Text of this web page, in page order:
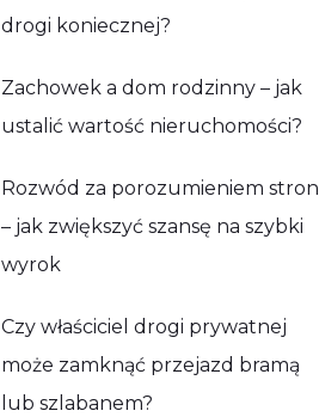
drogi koniecznej?
Zachowek a dom rodzinny – jak
ustalić wartość nieruchomości?
Rozwód za porozumieniem stron
– jak zwiększyć szansę na szybki
wyrok
Czy właściciel drogi prywatnej
może zamknąć przejazd bramą
lub szlabanem?